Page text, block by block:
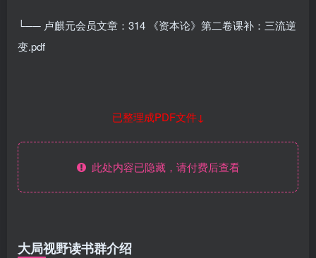
└── 卢麒元会员文章：314 《资本论》第二卷课补：三流逆
变.pdf
已整理成PDF文件↓
此处内容已隐藏，请付费后查看
大局视野读书群介绍